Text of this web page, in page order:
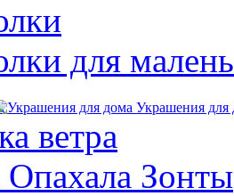
для
Украшения для
ветра
Опахала Зонты